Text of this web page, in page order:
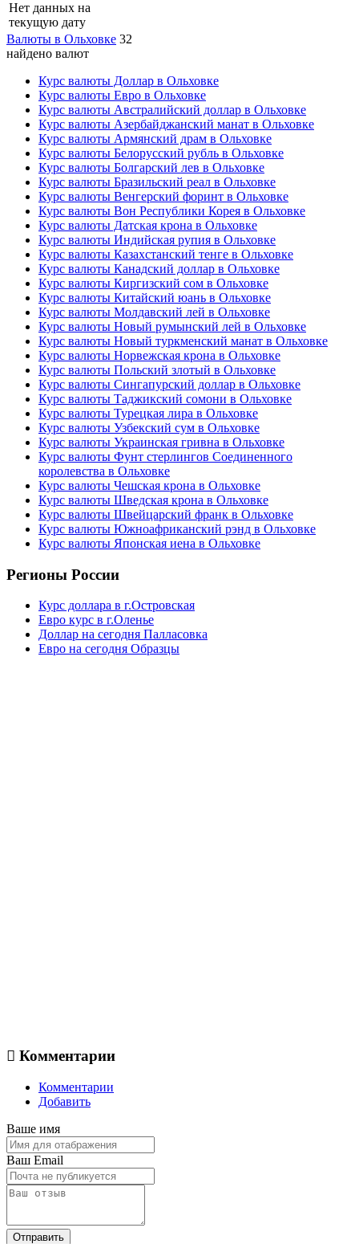
Нет данных на
текущую дату
Валюты в Ольховке 32
найдено валют
Курс валюты Доллар в Ольховке
Курс валюты Евро в Ольховке
Курс валюты Австралийский доллар в Ольховке
Курс валюты Азербайджанский манат в Ольховке
Курс валюты Армянский драм в Ольховке
Курс валюты Белорусский рубль в Ольховке
Курс валюты Болгарский лев в Ольховке
Курс валюты Бразильский реал в Ольховке
Курс валюты Венгерский форинт в Ольховке
Курс валюты Вон Республики Корея в Ольховке
Курс валюты Датская крона в Ольховке
Курс валюты Индийская рупия в Ольховке
Курс валюты Казахстанский тенге в Ольховке
Курс валюты Канадский доллар в Ольховке
Курс валюты Киргизский сом в Ольховке
Курс валюты Китайский юань в Ольховке
Курс валюты Молдавский лей в Ольховке
Курс валюты Новый румынский лей в Ольховке
Курс валюты Новый туркменский манат в Ольховке
Курс валюты Норвежская крона в Ольховке
Курс валюты Польский злотый в Ольховке
Курс валюты Сингапурский доллар в Ольховке
Курс валюты Таджикский сомони в Ольховке
Курс валюты Турецкая лира в Ольховке
Курс валюты Узбекский сум в Ольховке
Курс валюты Украинская гривна в Ольховке
Курс валюты Фунт стерлингов Соединенного
королевства в Ольховке
Курс валюты Чешская крона в Ольховке
Курс валюты Шведская крона в Ольховке
Курс валюты Швейцарский франк в Ольховке
Курс валюты Южноафриканский рэнд в Ольховке
Курс валюты Японская иена в Ольховке
Регионы России
Курс доллара в г.Островская
Евро курс в г.Оленье
Доллар на сегодня Палласовка
Евро на сегодня Образцы
Комментарии
Комментарии
Добавить
Ваше имя
Ваш Email